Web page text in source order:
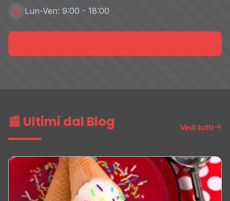
Lun-Ven: 9:00 - 18:00
📰 Ultimi dal Blog Vedi tutti